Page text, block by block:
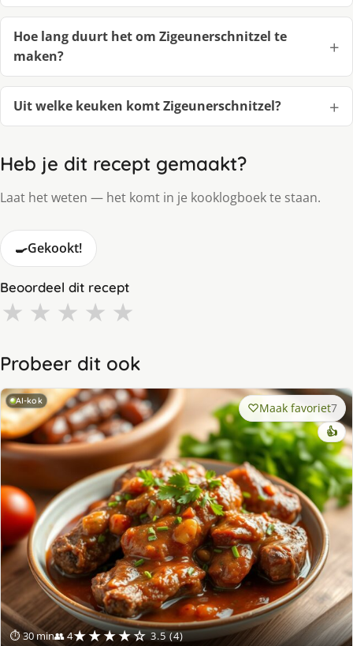
Hoe lang duurt het om Zigeunerschnitzel te
maken?
Uit welke keuken komt Zigeunerschnitzel?
Heb je dit recept gemaakt?
Laat het weten — het komt in je kooklogboek te staan.
🍳Gekookt!
Beoordeel dit recept
★ ★ ★ ★ ★
Probeer dit ook
AI-kok
⏱ 30 min👥 4★★★★☆ 3.5 (4)
Maak favoriet7
👍